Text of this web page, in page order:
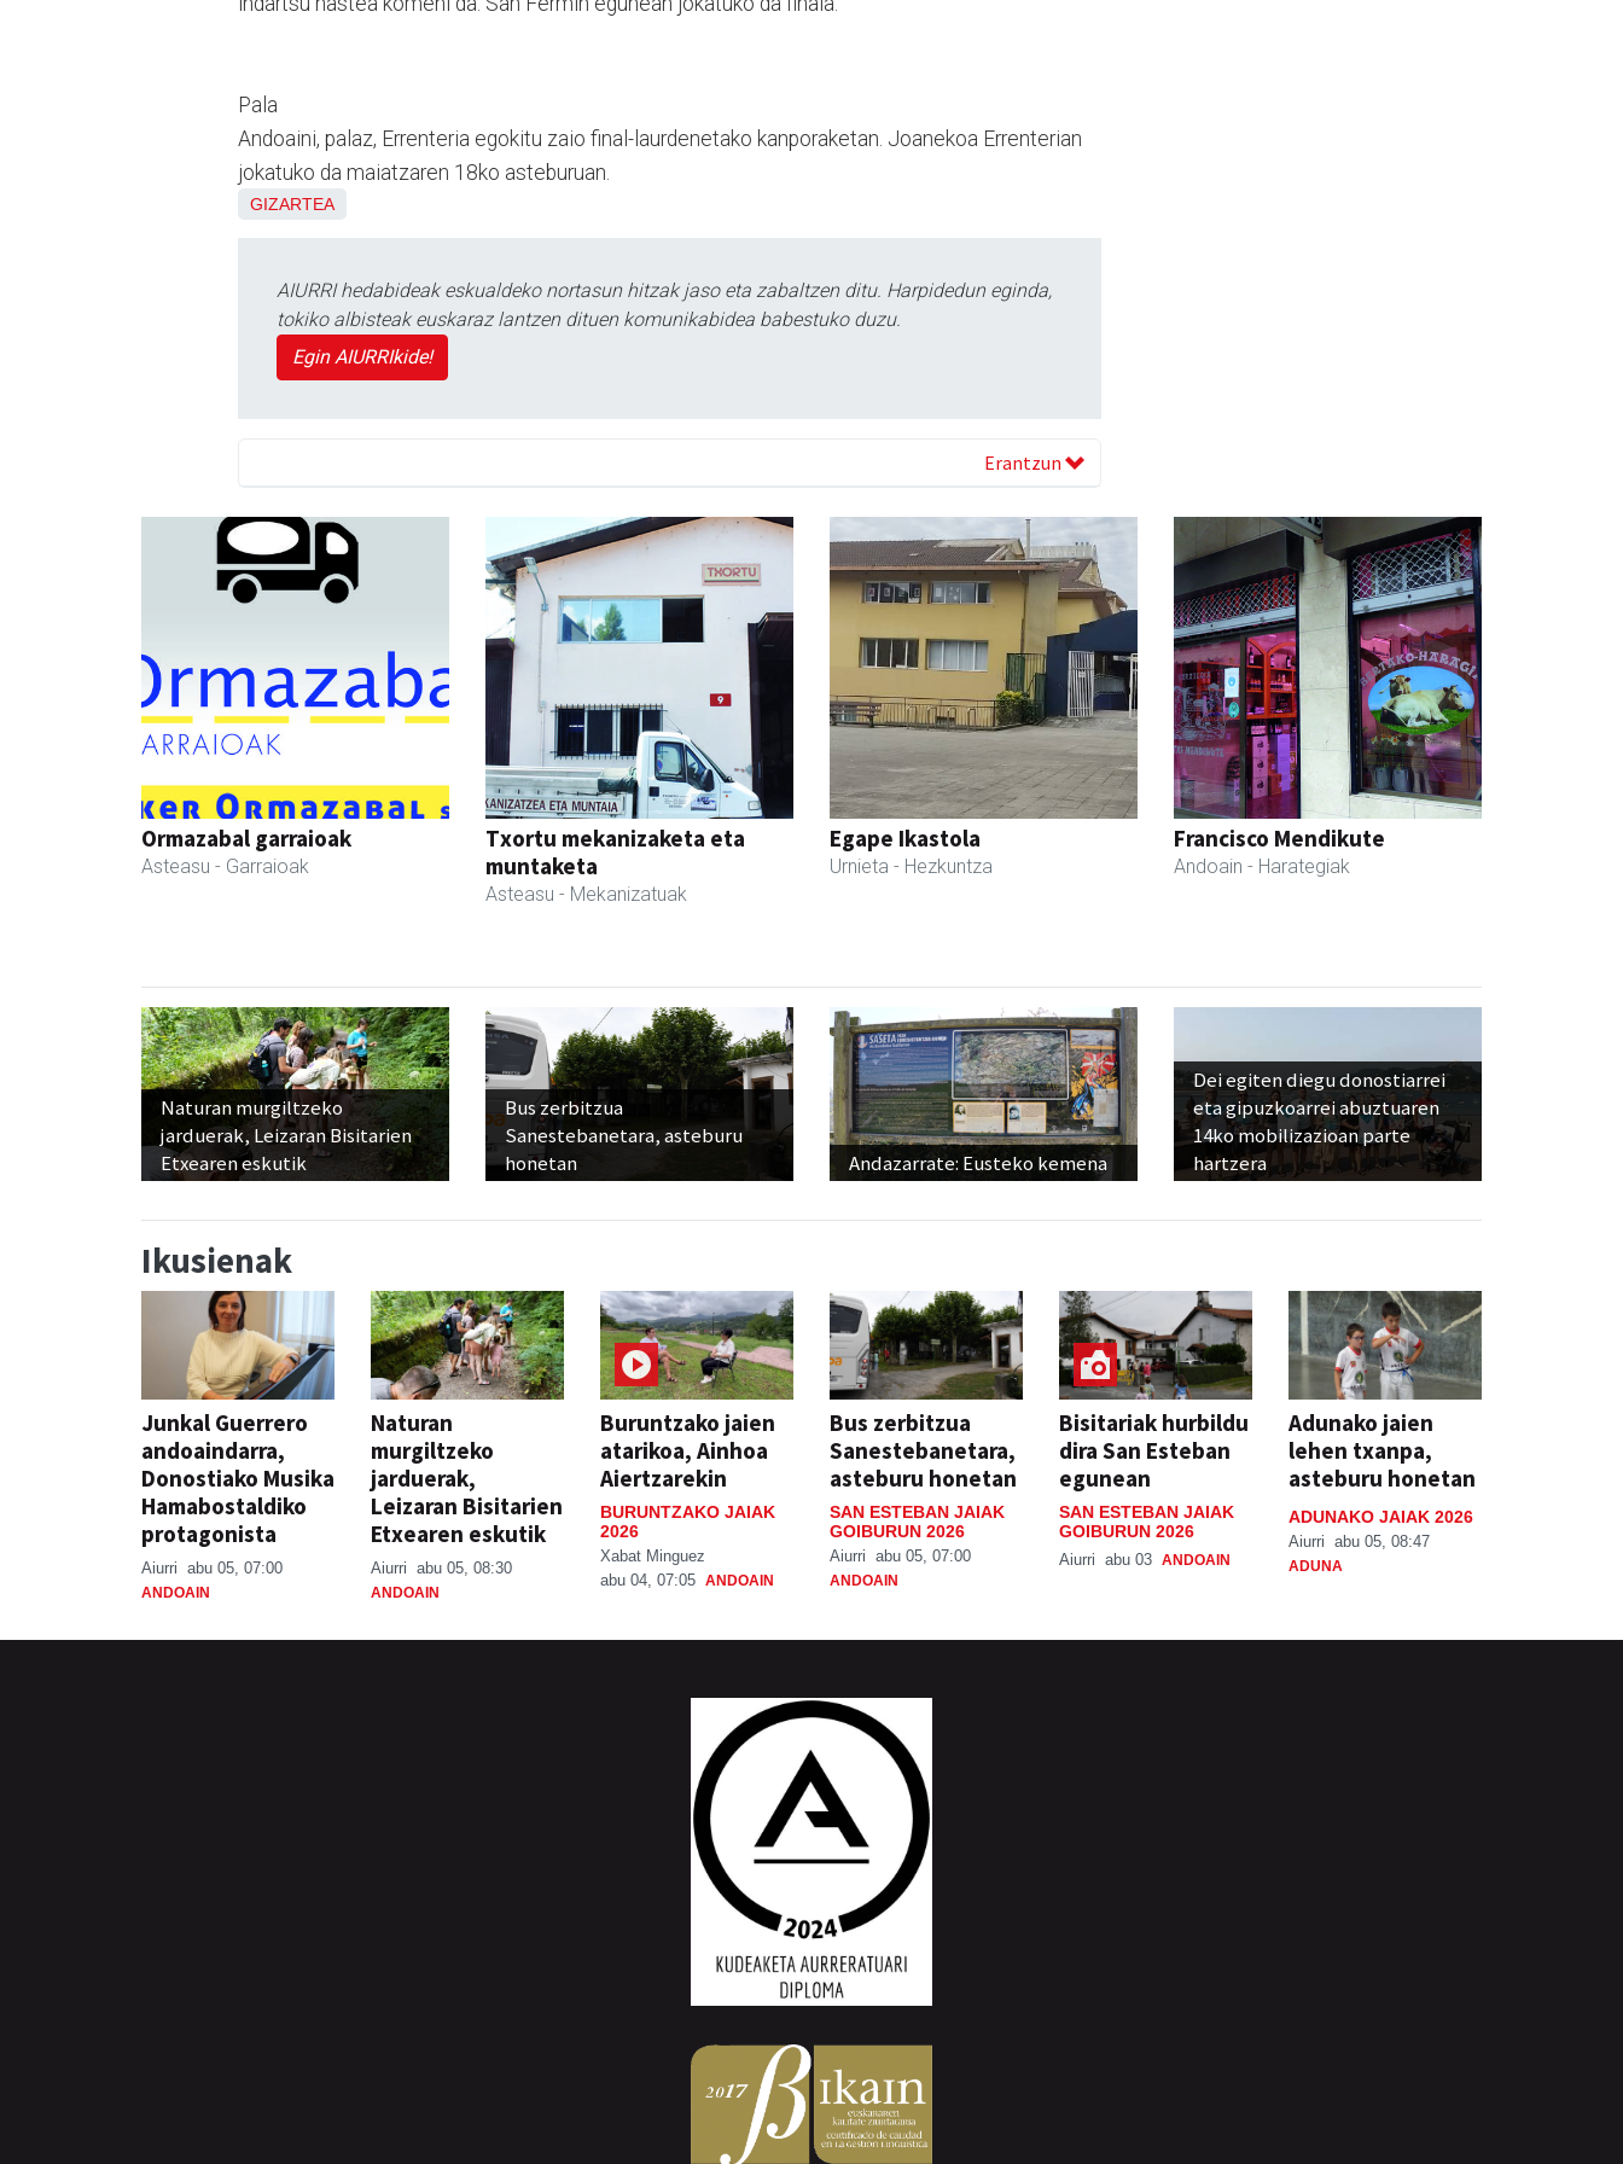
Pala
Andoaini, palaz, Errenteria egokitu zaio final-laurdenetako kanporaketan. Joanekoa Errenterian
jokatuko da maiatzaren 18ko asteburuan.
GIZARTEA
AIURRI hedabideak eskualdeko nortasun hitzak jaso eta zabaltzen ditu. Harpidedun eginda,
tokiko albisteak euskaraz lantzen dituen komunikabidea babestuko duzu.
Egin AIURRIkide!
Erantzun
Ormazabal garraioak
Asteasu - Garraioak
Txortu mekanizaketa eta
muntaketa
Asteasu - Mekanizatuak
Egape Ikastola
Urnieta - Hezkuntza
Francisco Mendikute
Andoain - Harategiak
Naturan murgiltzeko
jarduerak, Leizaran Bisitarien
Etxearen eskutik
Bus zerbitzua
Sanestebanetara, asteburu
honetan
Andazarrate: Eusteko kemena
Dei egiten diegu donostiarrei
eta gipuzkoarrei abuztuaren
14ko mobilizazioan parte
hartzera
Ikusienak
Junkal Guerrero
andoaindarra,
Donostiako Musika
Hamabostaldiko
protagonista
Aiurri abu 05, 07:00
ANDOAIN
Naturan
murgiltzeko
jarduerak,
Leizaran Bisitarien
Etxearen eskutik
Aiurri abu 05, 08:30
ANDOAIN
Buruntzako jaien
atarikoa, Ainhoa
Aiertzarekin
BURUNTZAKO JAIAK
2026
Xabat Minguez
abu 04, 07:05 ANDOAIN
Bus zerbitzua
Sanestebanetara,
asteburu honetan
SAN ESTEBAN JAIAK
GOIBURUN 2026
Aiurri abu 05, 07:00
ANDOAIN
Bisitariak hurbildu
dira San Esteban
egunean
SAN ESTEBAN JAIAK
GOIBURUN 2026
Aiurri abu 03 ANDOAIN
Adunako jaien
lehen txanpa,
asteburu honetan
ADUNAKO JAIAK 2026
Aiurri abu 05, 08:47
ADUNA